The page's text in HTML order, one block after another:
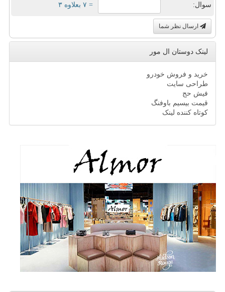
سوال: = ۷ بعلاوه ۳
ارسال نظر شما
لینک دوستان ال مور
خرید و فروش خودرو
طراحی سایت
فیش حج
قیمت بیسیم باوفنگ
کوتاه کننده لینک